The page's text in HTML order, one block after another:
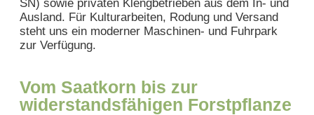
SN) sowie privaten Klengbetrieben aus dem In- und
Ausland. Für Kulturarbeiten, Rodung und Versand
steht uns ein moderner Maschinen- und Fuhrpark
zur Verfügung.
Vom Saatkorn bis zur
widerstandsfähigen Forstpflanze